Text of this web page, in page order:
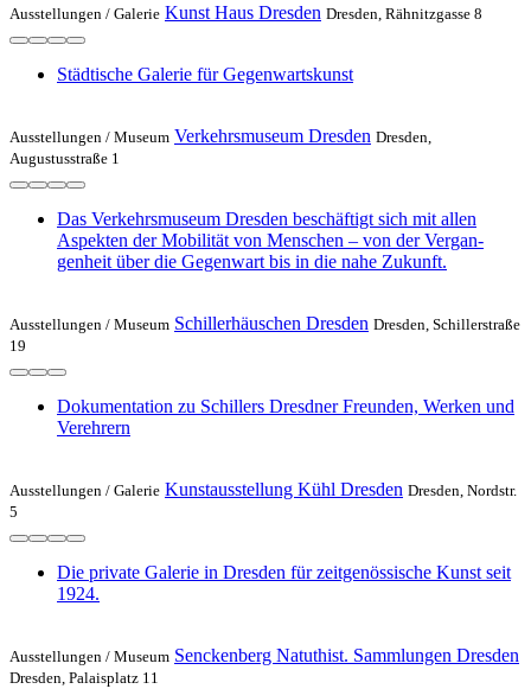
Ausstellungen / Galerie Kunst Haus Dresden Dresden, Rähnitzgasse 8
Städtische Galerie für Gegenwartskunst
Ausstellungen / Museum Verkehrsmuseum Dresden Dresden,
Augustusstraße 1
Das Verkehrs­museum Dresden beschäftigt sich mit allen
Aspekten der Mobilität von Menschen – von der Vergan­
genheit über die Gegenwart bis in die nahe Zukunft.
Ausstellungen / Museum Schillerhäuschen Dresden Dresden, Schillerstraße
19
Dokumentation zu Schillers Dresdner Freunden, Werken und
Verehrern
Ausstellungen / Galerie Kunstausstellung Kühl Dresden Dresden, Nordstr.
5
Die private Galerie in Dresden für zeitgenössische Kunst seit
1924.
Ausstellungen / Museum Senckenberg Natuthist. Sammlungen Dresden
Dresden, Palaisplatz 11